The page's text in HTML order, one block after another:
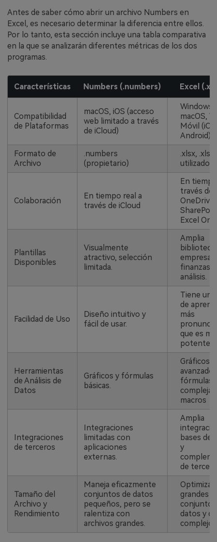
Antes de saber cómo abrir un archivo Numbers en
Excel, es necesario determinar la diferencia entre ellos.
Por lo tanto, esta sección incluye una tabla comparativa
en la que se analizarán diferentes métricas de los dos
programas.
Características Numbers (.numbers) Excel
Compatibilidad
de Plataformas
macOS, iOS (acceso
web limitado a través
de iCloud)
Windows,
macOS,
Móvil
Android)
Formato de
Archivo
.numbers
(propietario)
.xlsx, .xls
utilizados)
Colaboración
En tiempo real a
través de iCloud
En
través de
OneDrive,
Excel
Plantillas
Disponibles
Visualmente
atractivo, selección
limitada.
Amplia
biblioteca
empresas,
finanzas y
análisis.
Facilidad de Uso
Diseño intuitivo y
fácil de usar.
Tiene
de
más
que es
potente.
Herramientas
de Análisis de
Datos
Gráficos y fórmulas
básicas.
Gráficos
fórmulas
macros
Integraciones
de terceros
Integraciones
limitadas con
aplicaciones
externas.
Amplia
bases de
y
de
Tamaño del
Archivo y
Rendimiento
Maneja eficazmente
conjuntos de datos
pequeños, pero se
ralentiza con
archivos grandes.
grandes
datos y